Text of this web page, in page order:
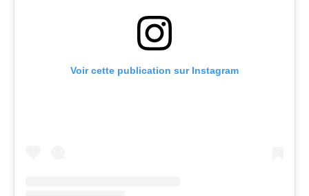
Voir cette publication sur Instagram